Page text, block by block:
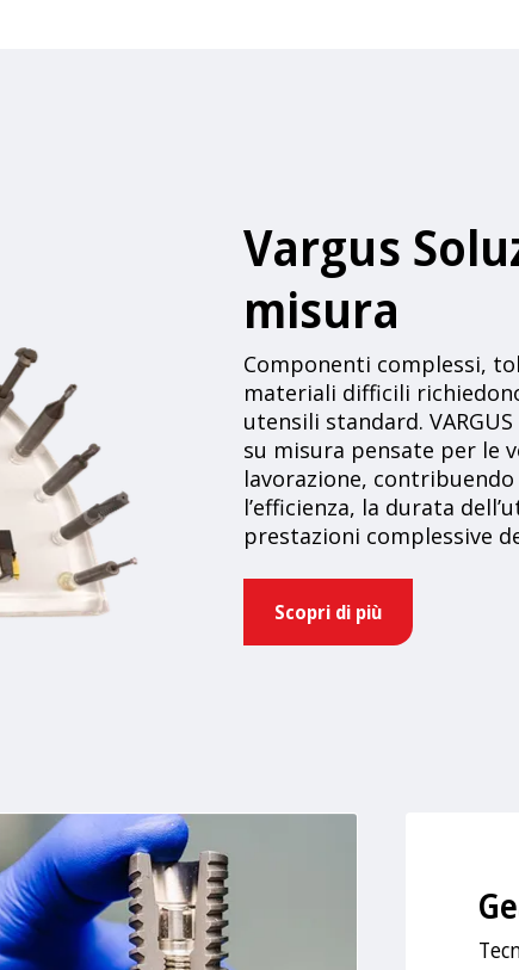
Vargus
misura
Componenti complessi,
materiali difficili
utensili standard.
su misura pensate per le
lavorazione,
l’efficienza, la durata
prestazioni complessive
Scopri di più